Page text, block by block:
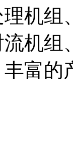
机组
机组
富